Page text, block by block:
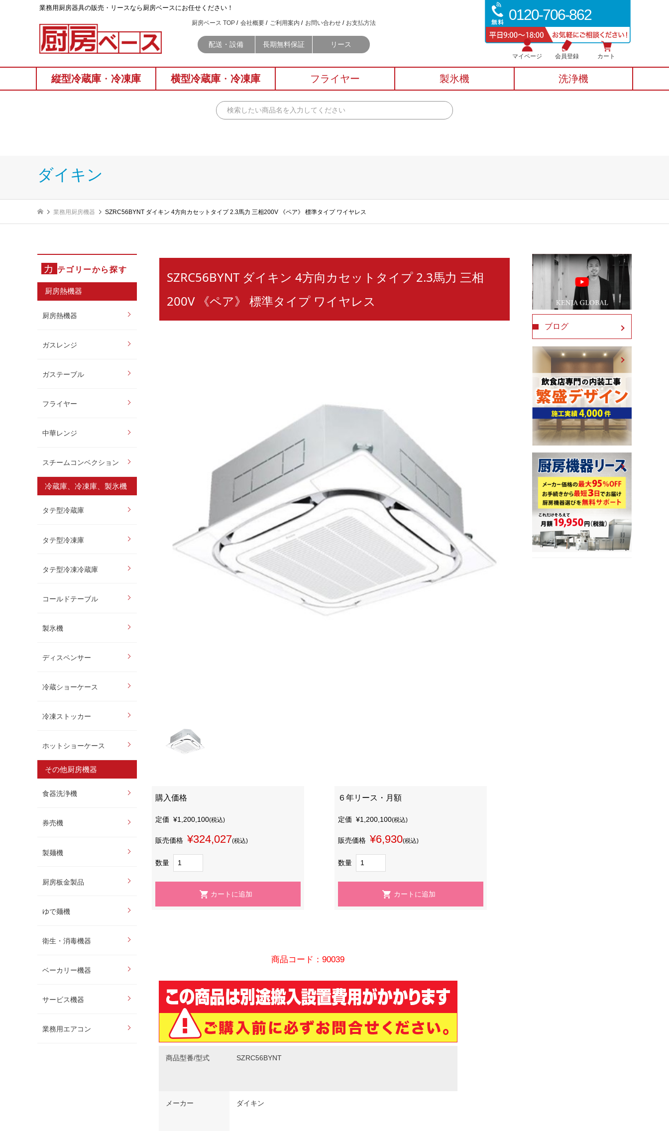
0120-706-862
業務⽤厨房器具の販売・リースなら厨房ベースにお任せください！
厨房ベース TOP 会社概要 ご利用案内 お問い合わせ お支払方法
配送・設備 長期無料保証 リース
マイページ 会員登録 カート
縦型冷蔵庫 ・ 冷凍庫 横型冷蔵庫 ・ 冷凍庫 フライヤー 製氷機 洗浄機
ダイキン
業務用厨房機器 SZRC56BYNT ダイキン 4方向カセットタイプ 2.3馬力 三相200V 《ペア》 標準タイプ ワイヤレス
カ テゴリーから探す
厨房熱機器
厨房熱機器
ガスレンジ
ガステーブル
フライヤー
中華レンジ
スチームコンベクション
冷蔵庫、冷凍庫、製氷機
タテ型冷蔵庫
タテ型冷凍庫
タテ型冷凍冷蔵庫
コールドテーブル
製氷機
ディスペンサー
冷蔵ショーケース
冷凍ストッカー
ホットショーケース
その他厨房機器
食器洗浄機
券売機
製麺機
厨房板金製品
ゆで麺機
衛生・消毒機器
ベーカリー機器
サービス機器
業務用エアコン
SZRC56BYNT ダイキン 4方向カセットタイプ 2.3馬力 三相
200V 《ペア》 標準タイプ ワイヤレス
購入価格
定価 ¥1,200,100(税込)
販売価格 ¥324,027(税込)
数量
６年リース・月額
定価 ¥1,200,100(税込)
販売価格 ¥6,930(税込)
数量
商品コード：90039
商品型番/型式 SZRC56BYNT
メーカー ダイキン
ブログ